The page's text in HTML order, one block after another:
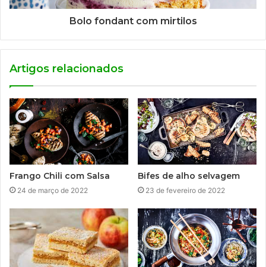
Bolo fondant com mirtilos
Artigos relacionados
Frango Chili com Salsa
24 de março de 2022
Bifes de alho selvagem
23 de fevereiro de 2022